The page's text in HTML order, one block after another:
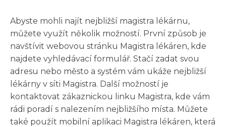
Abyste mohli najít nejbližší magistra lékárnu,
můžete využít několik možností. První způsob je
navštívit webovou stránku Magistra lékáren, kde
najdete vyhledávací formulář. Stačí zadat svou
adresu nebo město a systém vám ukáže nejbližší
lékárny v síti Magistra. Další možností je
kontaktovat zákaznickou linku Magistra, kde vám
rádi poradí s nalezením nejbližšího místa. Můžete
také použít mobilní aplikaci Magistra lékáren, která